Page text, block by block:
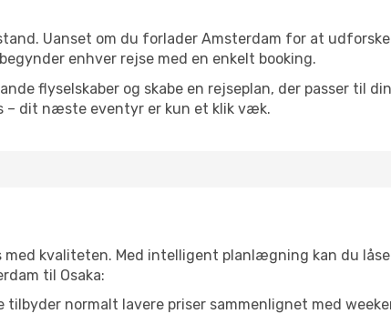
Uanset om du forlader Amsterdam for at
enhver rejse med en enkelt booking.
flyselskaber og skabe en rejseplan, der passer til
– dit næste eventyr er kun et klik væk.
med kvaliteten. Med intelligent planlægning kan du
til Osaka:
tilbyder normalt lavere priser sammenlignet med